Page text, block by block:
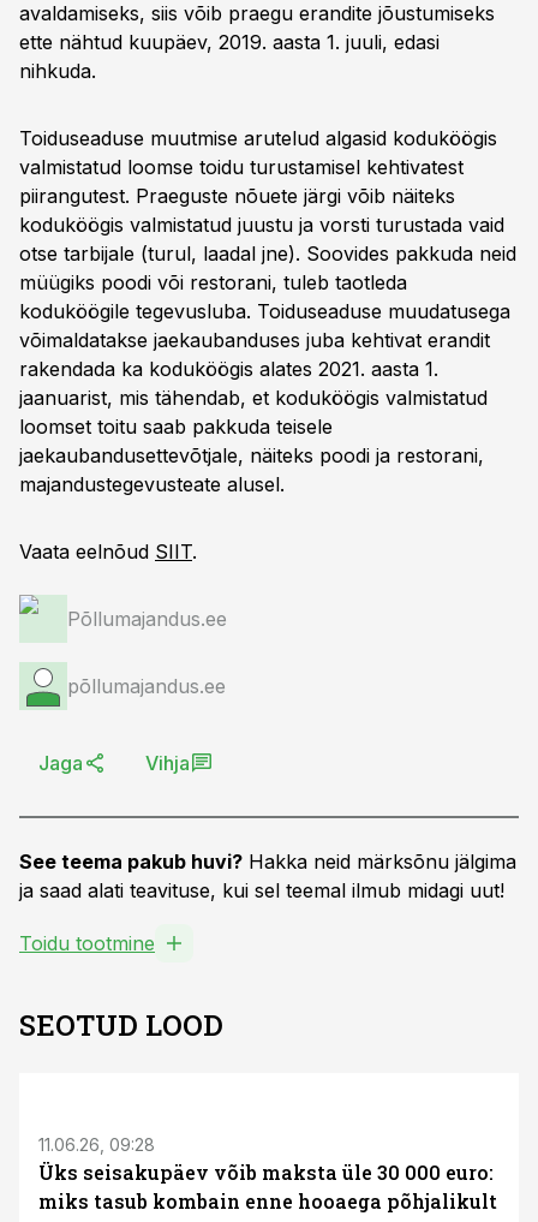
avaldamiseks, siis võib praegu erandite jõustumiseks
ette nähtud kuupäev, 2019. aasta 1. juuli, edasi
nihkuda.
Toiduseaduse muutmise arutelud algasid koduköögis
valmistatud loomse toidu turustamisel kehtivatest
piirangutest. Praeguste nõuete järgi võib näiteks
koduköögis valmistatud juustu ja vorsti turustada vaid
otse tarbijale (turul, laadal jne). Soovides pakkuda neid
müügiks poodi või restorani, tuleb taotleda
koduköögile tegevusluba. Toiduseaduse muudatusega
võimaldatakse jaekaubanduses juba kehtivat erandit
rakendada ka koduköögis alates 2021. aasta 1.
jaanuarist, mis tähendab, et koduköögis valmistatud
loomset toitu saab pakkuda teisele
jaekaubandusettevõtjale, näiteks poodi ja restorani,
majandustegevusteate alusel.
Vaata eelnõud SIIT.
Põllumajandus.ee
põllumajandus.ee
Jaga Vihja
See teema pakub huvi? Hakka neid märksõnu jälgima
ja saad alati teavituse, kui sel teemal ilmub midagi uut!
Toidu tootmine
SEOTUD LOOD
11.06.26, 09:28
Üks seisakupäev võib maksta üle 30 000 euro:
miks tasub kombain enne hooaega põhjalikult